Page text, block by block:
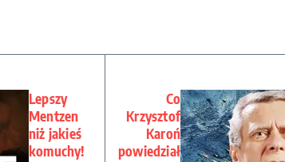
Lepszy
Mentzen
niż jakieś
komuchy!
Co
Krzysztof
Karoń
powiedział